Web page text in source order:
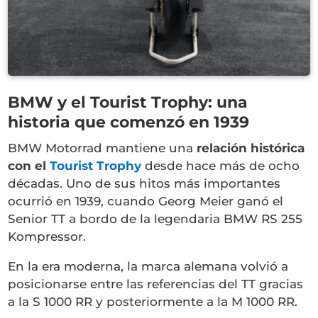
BMW y el Tourist Trophy: una
historia que comenzó en 1939
BMW Motorrad mantiene una relación histórica
con elTourist Trophy desde hace más de ocho
décadas. Uno de sus hitos más importantes
ocurrió en 1939, cuando Georg Meier ganó el
Senior TT a bordo de la legendaria BMW RS 255
Kompressor.
En la era moderna, la marca alemana volvió a
posicionarse entre las referencias del TT gracias
a la S 1000 RR y posteriormente a la M 1000 RR.